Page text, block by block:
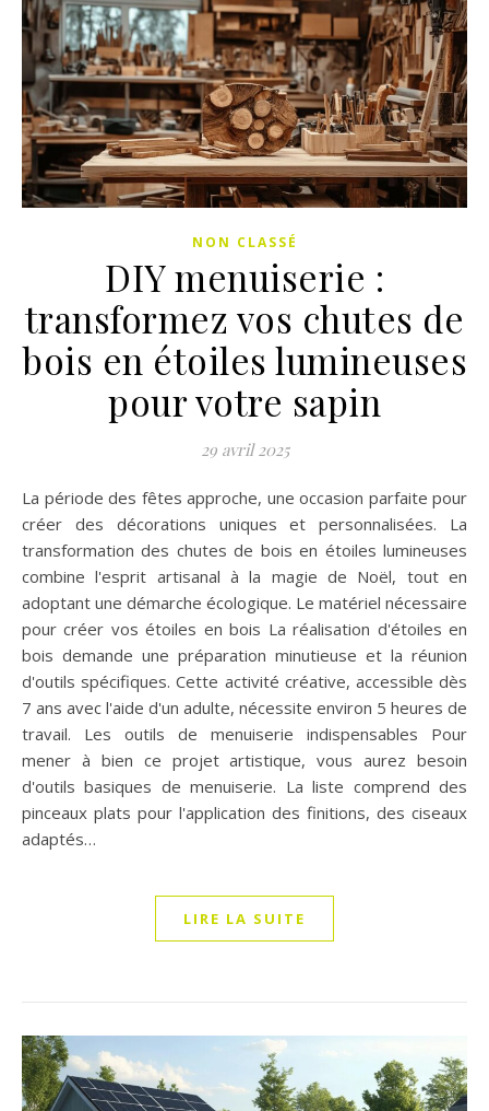
NON CLASSÉ
DIY menuiserie :
transformez vos chutes de
bois en étoiles lumineuses
pour votre sapin
29 avril 2025
La période des fêtes approche, une occasion parfaite pour
créer des décorations uniques et personnalisées. La
transformation des chutes de bois en étoiles lumineuses
combine l'esprit artisanal à la magie de Noël, tout en
adoptant une démarche écologique. Le matériel nécessaire
pour créer vos étoiles en bois La réalisation d'étoiles en
bois demande une préparation minutieuse et la réunion
d'outils spécifiques. Cette activité créative, accessible dès
7 ans avec l'aide d'un adulte, nécessite environ 5 heures de
travail. Les outils de menuiserie indispensables Pour
mener à bien ce projet artistique, vous aurez besoin
d'outils basiques de menuiserie. La liste comprend des
pinceaux plats pour l'application des finitions, des ciseaux
adaptés…
LIRE LA SUITE